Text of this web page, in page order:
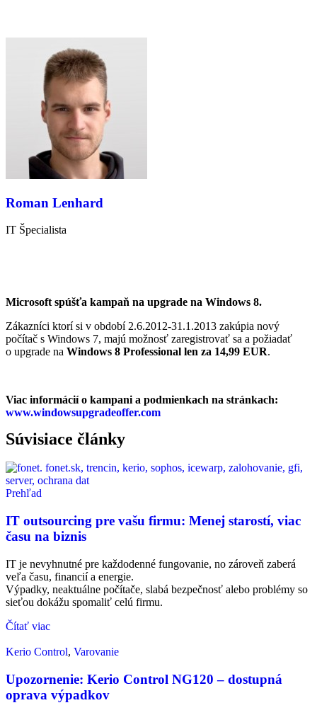
Roman Lenhard
IT Špecialista
Microsoft spúšťa kampaň na upgrade na Windows 8.
Zákazníci ktorí si v období 2.6.2012-31.1.2013 zakúpia nový
počítač s Windows 7, majú možnosť zaregistrovať sa a požiadať
o upgrade na Windows 8 Professional len za 14,99 EUR.
Viac informácií o kampani a podmienkach na stránkach:
www.windowsupgradeoffer.com
Súvisiace články
Prehľad
IT outsourcing pre vašu firmu: Menej starostí, viac
času na biznis
IT je nevyhnutné pre každodenné fungovanie, no zároveň zaberá
veľa času, financií a energie.
Výpadky, neaktuálne počítače, slabá bezpečnosť alebo problémy so
sieťou dokážu spomaliť celú firmu.
Čítať viac
Kerio Control, Varovanie
Upozornenie: Kerio Control NG120 – dostupná
oprava výpadkov